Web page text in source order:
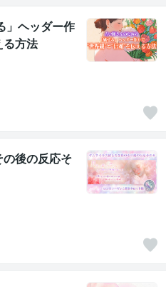
」ヘッダー作
る方法
後の反応そ